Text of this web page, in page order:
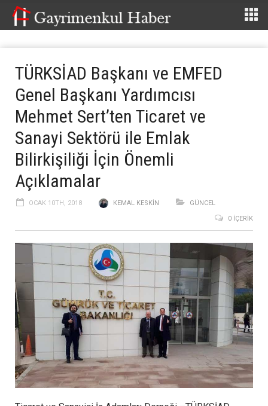
TÜRKSİAD Başkanı ve EMFED
Genel Başkanı Yardımcısı
Mehmet Sert’ten Ticaret ve
Sanayi Sektörü ile Emlak
Bilirkişiliği İçin Önemli
Açıklamalar
OCAK 10TH, 2018 KEMAL KESKIN
GÜNCEL
0 İÇERIK